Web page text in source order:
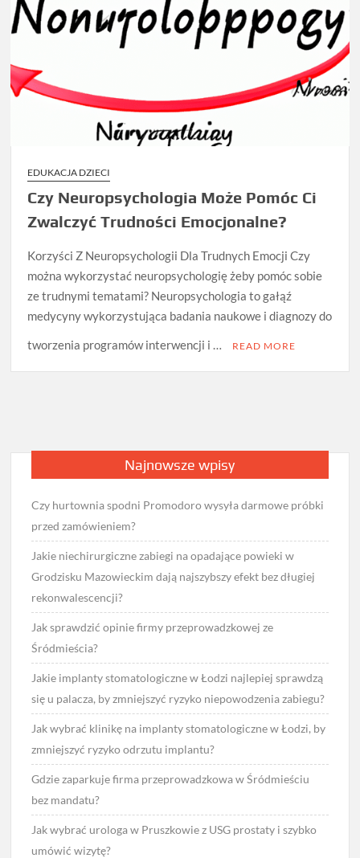
EDUKACJA DZIECI
Czy Neuropsychologia Może Pomóc Ci
Zwalczyć Trudności Emocjonalne?
Korzyści Z Neuropsychologii Dla Trudnych Emocji Czy
można wykorzystać neuropsychologię żeby pomóc sobie
ze trudnymi tematami? Neuropsychologia to gałąź
medycyny wykorzystująca badania naukowe i diagnozy do
tworzenia programów interwencji i …
READ MORE
Najnowsze wpisy
Czy hurtownia spodni Promodoro wysyła darmowe próbki
przed zamówieniem?
Jakie niechirurgiczne zabiegi na opadające powieki w
Grodzisku Mazowieckim dają najszybszy efekt bez długiej
rekonwalescencji?
Jak sprawdzić opinie firmy przeprowadzkowej ze
Śródmieścia?
Jakie implanty stomatologiczne w Łodzi najlepiej sprawdzą
się u palacza, by zmniejszyć ryzyko niepowodzenia zabiegu?
Jak wybrać klinikę na implanty stomatologiczne w Łodzi, by
zmniejszyć ryzyko odrzutu implantu?
Gdzie zaparkuje firma przeprowadzkowa w Śródmieściu
bez mandatu?
Jak wybrać urologa w Pruszkowie z USG prostaty i szybko
umówić wizytę?